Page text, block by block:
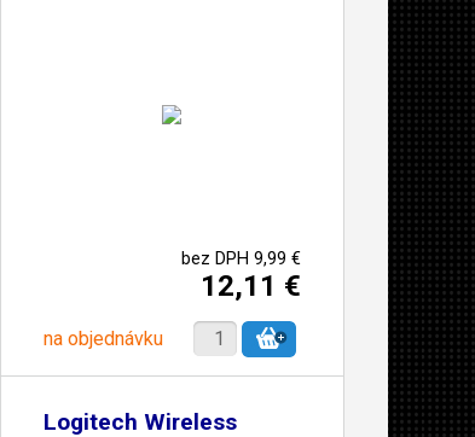
bez DPH 9,99 €
12,11 €
na objednávku
Logitech Wireless